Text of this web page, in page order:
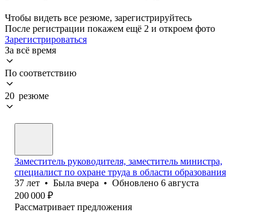
Чтобы видеть все резюме, зарегистрируйтесь
После регистрации покажем ещё 2 и откроем фото
Зарегистрироваться
За всё время
По соответствию
20 резюме
Заместитель руководителя, заместитель министра,
специалист по охране труда в области образования
37 лет • Была вчера • Обновлено 6 августа
200 000 ₽
Рассматривает предложения